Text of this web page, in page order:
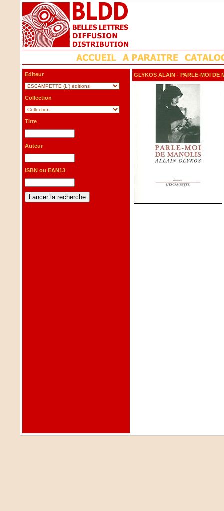
Editeur
Collection
Titre
Auteur
ISBN ou EAN13
GLYKOS ALAIN - PARLE-MOI DE